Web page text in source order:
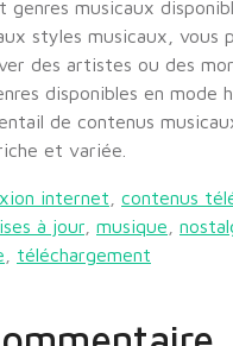
musicaux
styles musicaux,
des artistes ou des
disponibles en
de contenus
et variée.
internet contenus
à jour musique
téléchargement